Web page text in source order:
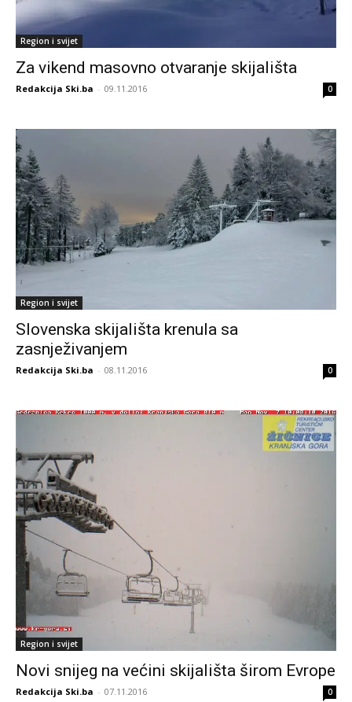
Region i svijet
Za vikend masovno otvaranje skijališta
Redakcija Ski.ba - 09.11.2016 0
Region i svijet
Slovenska skijališta krenula sa
zasnježivanjem
Redakcija Ski.ba - 08.11.2016 0
Region i svijet
Novi snijeg na većini skijališta širom Evrope
Redakcija Ski.ba - 07.11.2016 0